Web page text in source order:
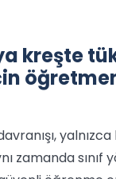
kreşte
zamanda sınıf